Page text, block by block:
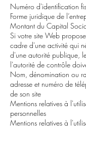
Numéro d'identification
Forme juridique de
Montant du Capital
Si votre site Web
cadre d'une activité qui
d'une autorité publique,
l'autorité de contrôle
Nom, dénomination ou
adresse et numéro de
de son site
Mentions relatives à
personnelles
Mentions relatives à